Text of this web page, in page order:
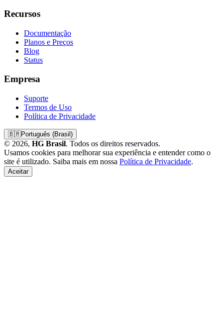
Recursos
Documentação
Planos e Preços
Blog
Status
Empresa
Suporte
Termos de Uso
Política de Privacidade
🇧🇷Português (Brasil)
© 2026, HG Brasil. Todos os direitos reservados.
Usamos cookies para melhorar sua experiência e entender como o
site é utilizado. Saiba mais em nossa Política de Privacidade.
Aceitar